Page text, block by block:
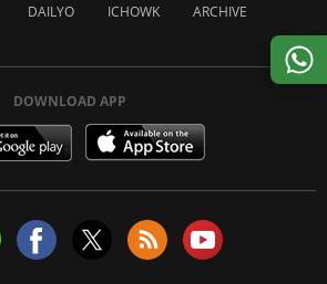
DAILYO ICHOWK ARCHIVE
DOWNLOAD APP